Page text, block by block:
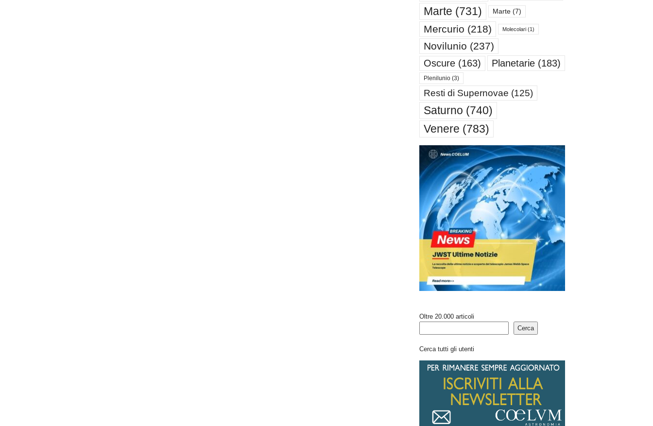
Marte (731) Marte(7)
Mercurio (218) Molecolari(1)
Novilunio (237)
Oscure(163) Planetarie(183)
Plenilunio(3)
Resti di Supernovae (125)
Saturno (740)
Venere (783)
Oltre 20.000 articoli
Cerca
Cerca tutti gli utenti